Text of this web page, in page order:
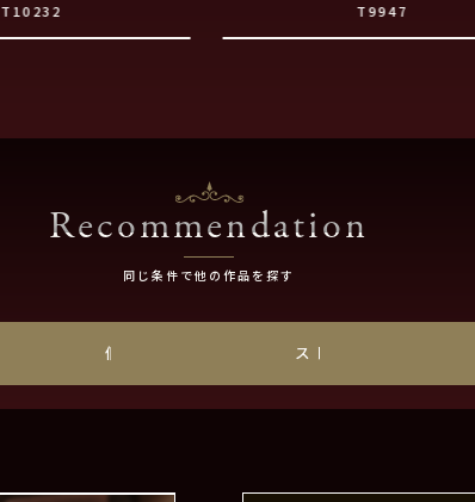
T10232 T9947
Recommendation
同じ条件で他の作品を探す
個性派 ストレート